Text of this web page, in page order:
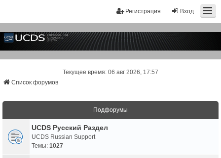
Вход
Регистрация
Текущее время: 06 авг 2026, 17:57
Список форумов
Подфорумы
UCDS Русский Раздел
UCDS Russian Support
Темы: 1027